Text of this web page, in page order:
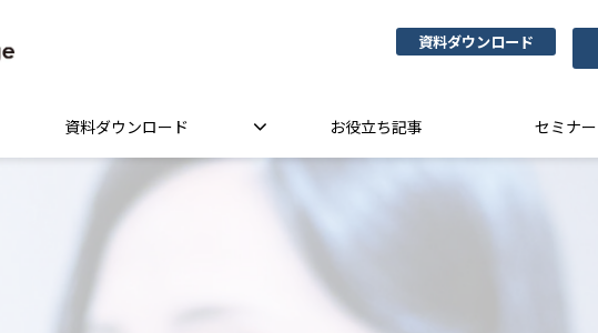
資料ダウンロード
資料ダウンロード お役立ち記事 セミナー